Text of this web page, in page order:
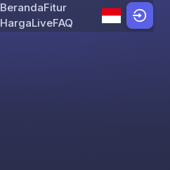
Skip to content
BerandaFitur
HargaLiveFAQ